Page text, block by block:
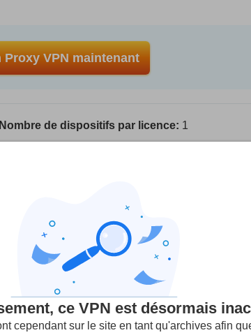
VPN maintenant
Nombre de dispositifs par licence: 1
rigoureux, mais nous tenons également
les fournisseurs. Certains fournisseurs
En savoir plus
VPN (Les avis des utilisateurs ne sont pas
ce VPN est désormais
cependant sur le site en tant qu'archives afin